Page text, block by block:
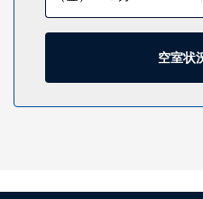
は、レインフォールシャワー
っています。
けるフルサービススパでおく
ェディングサービスをご利用
空室状